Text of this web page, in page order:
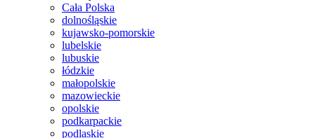
Cała Polska
dolnośląskie
kujawsko-pomorskie
lubelskie
lubuskie
łódzkie
małopolskie
mazowieckie
opolskie
podkarpackie
podlaskie